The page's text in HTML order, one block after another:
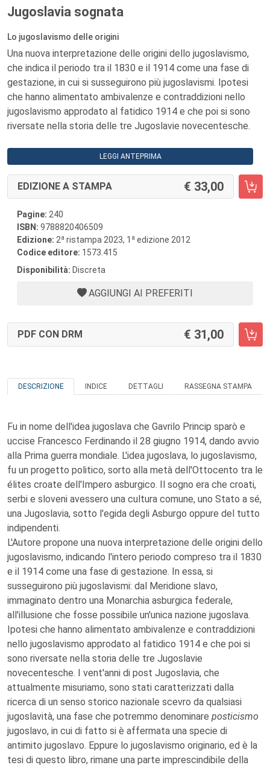
Jugoslavia sognata
Lo jugoslavismo delle origini
Una nuova interpretazione delle origini dello jugoslavismo,
che indica il periodo tra il 1830 e il 1914 come una fase di
gestazione, in cui si susseguirono più jugoslavismi. Ipotesi
che hanno alimentato ambivalenze e contraddizioni nello
jugoslavismo approdato al fatidico 1914 e che poi si sono
riversate nella storia delle tre Jugoslavie novecentesche.
LEGGI ANTEPRIMA
EDIZIONE A STAMPA 33,00
Pagine: 240
ISBN: 9788820406509
Edizione: 2a ristampa 2023, 1 a edizione 2012
Codice editore: 1573.415
Disponibilità: Discreta
AGGIUNGI AI PREFERITI
PDF CON DRM 31,00
DESCRIZIONE INDICE DETTAGLI RASSEGNA STAMPA
Fu in nome dell'idea jugoslava che Gavrilo Princip sparò e
uccise Francesco Ferdinando il 28 giugno 1914, dando avvio
alla Prima guerra mondiale. L'idea jugoslava, lo jugoslavismo,
fu un progetto politico, sorto alla metà dell'Ottocento tra le
élites croate dell'Impero asburgico. Il sogno era che croati,
serbi e sloveni avessero una cultura comune, uno Stato a sé,
una Jugoslavia, sotto l'egida degli Asburgo oppure del tutto
indipendenti.
L'Autore propone una nuova interpretazione delle origini dello
jugoslavismo, indicando l'intero periodo compreso tra il 1830
e il 1914 come una fase di gestazione. In essa, si
susseguirono più jugoslavismi: dal Meridione slavo,
immaginato dentro una Monarchia asburgica federale,
all'illusione che fosse possibile un'unica nazione jugoslava.
Ipotesi che hanno alimentato ambivalenze e contraddizioni
nello jugoslavismo approdato al fatidico 1914 e che poi si
sono riversate nella storia delle tre Jugoslavie
novecentesche. I vent'anni di post Jugoslavia, che
attualmente misuriamo, sono stati caratterizzati dalla
ricerca di un senso storico nazionale scevro da qualsiasi
jugoslavità, una fase che potremmo denominare posticismo
jugoslavo, in cui di fatto si è affermata una specie di
antimito jugoslavo. Eppure lo jugoslavismo originario, ed è la
tesi di questo libro, rimane una parte imprescindibile della